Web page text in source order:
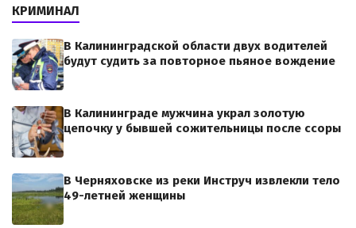
КРИМИНАЛ
В Калининградской области двух водителей
будут судить за повторное пьяное вождение
В Калининграде мужчина украл золотую
цепочку у бывшей сожительницы после ссоры
В Черняховске из реки Инструч извлекли тело
49-летней женщины